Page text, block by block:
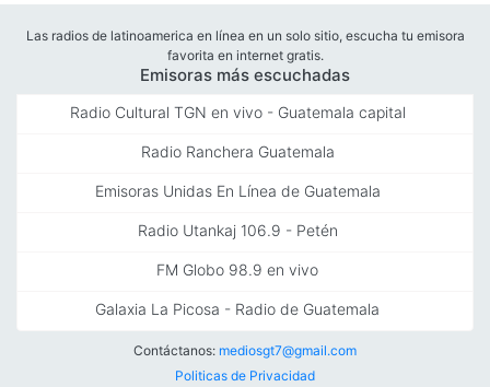
Las radios de latinoamerica en línea en un solo sitio, escucha tu emisora
favorita en internet gratis.
Emisoras más escuchadas
Radio Cultural TGN en vivo - Guatemala capital
Radio Ranchera Guatemala
Emisoras Unidas En Línea de Guatemala
Radio Utankaj 106.9 - Petén
FM Globo 98.9 en vivo
Galaxia La Picosa - Radio de Guatemala
Contáctanos: mediosgt7@gmail.com
Politicas de Privacidad